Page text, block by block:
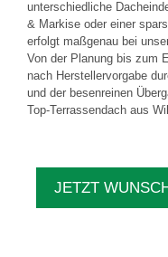
unterschiedliche
& Markise oder einer
erfolgt maßgenau bei
Von der Planung bis zum
nach Herstellervorgabe
und der besenreinen
Top-Terrassendach aus
JETZT